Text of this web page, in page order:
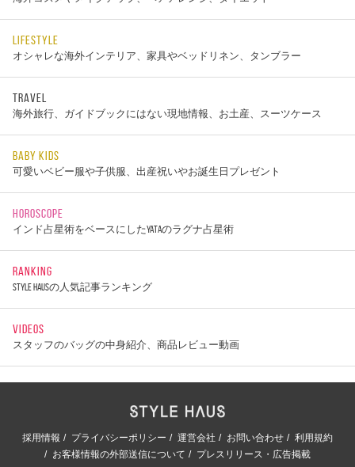
LIFESTYLE
オシャレな海外インテリア、家具やベッドリネン、タンブラー
TRAVEL
海外旅行、ガイドブックにはない現地情報、お土産、スーツケース
BABY KIDS
可愛いベビー服や子供服、出産祝いやお誕生日プレゼント
HOROSCOPE
インド占星術をベースにしたYATAのラグナ占星術
RANKING
STYLE HAUSの人気記事ランキング
VIDEOS
スタッフのバッグの中身紹介、商品レビュー動画
採用情報 プライバシーポリシー 運営会社 お問い合わせ
利用規約
お客様情報の外部送信について
プレスリリース・広告掲載